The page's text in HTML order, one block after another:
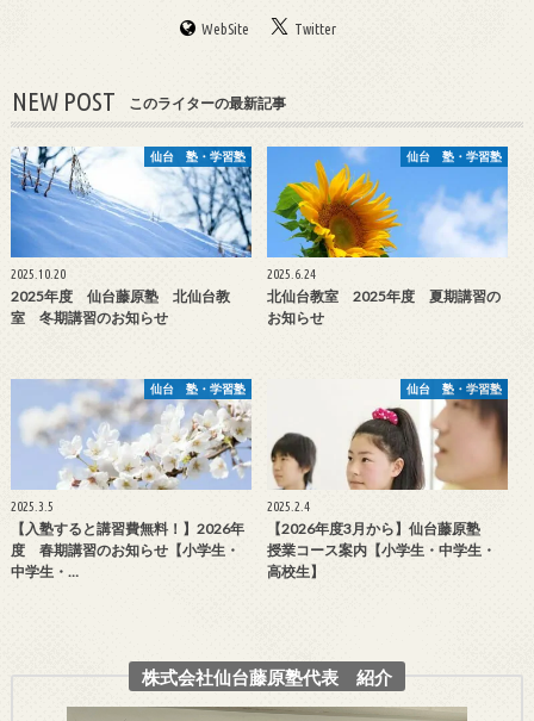
WebSite Twitter
NEW POST このライターの最新記事
仙台 塾・学習塾
2025.10.20
2025年度 仙台藤原塾 北仙台教
室 冬期講習のお知らせ
仙台 塾・学習塾
2025.6.24
北仙台教室 2025年度 夏期講習の
お知らせ
仙台 塾・学習塾
2025.3.5
【入塾すると講習費無料！】2026年
度 春期講習のお知らせ【小学生・
中学生・…
仙台 塾・学習塾
2025.2.4
【2026年度3月から】仙台藤原塾
授業コース案内【小学生・中学生・
高校生】
株式会社仙台藤原塾代表 紹介